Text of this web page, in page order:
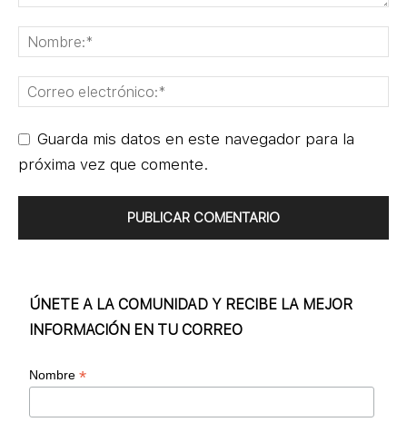
Guarda mis datos en este navegador para la
próxima vez que comente.
ÚNETE A LA COMUNIDAD Y RECIBE LA MEJOR
INFORMACIÓN EN TU CORREO
Nombre*